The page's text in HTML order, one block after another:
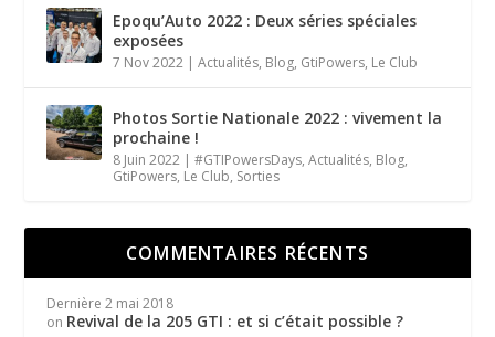
Epoqu’Auto 2022 : Deux séries spéciales
exposées
7 Nov 2022 |Actualités, Blog, GtiPowers, Le Club
Photos Sortie Nationale 2022 : vivement la
prochaine !
8 Juin 2022 |#GTIPowersDays,Actualités, Blog,
GtiPowers, Le Club, Sorties
COMMENTAIRES RÉCENTS
Dernière 2 mai 2018
on Revival de la 205 GTI : et si c’était possible ?